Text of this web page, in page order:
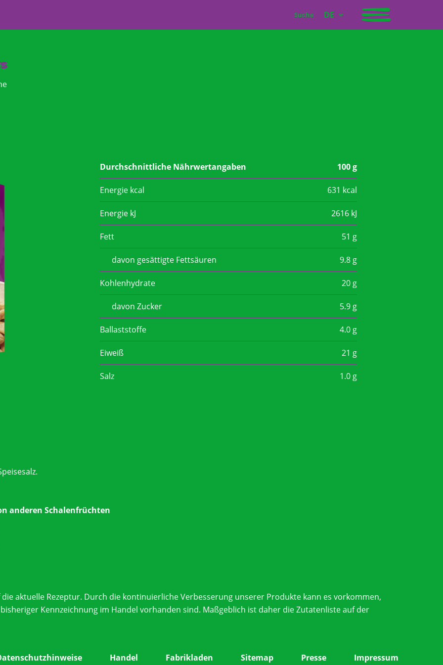
Suche DE
Durchschnittliche Nährwertangaben 100 g
Energie kcal 631 kcal
Energie kJ 2616 kJ
Fett 51 g
davon gesättigte Fettsäuren 9.8 g
Kohlenhydrate 20 g
davon Zucker 5.9 g
Ballaststoffe 4.0 g
Eiweiß 21 g
Salz 1.0 g
anderen Schalenfrüchten
aktuelle Rezeptur. Durch die kontinuierliche Verbesserung unserer Produkte kann es vorkommen,
Kennzeichnung im Handel vorhanden sind. Maßgeblich ist daher die Zutatenliste auf der
Handel Fabrikladen Sitemap Presse Impressum